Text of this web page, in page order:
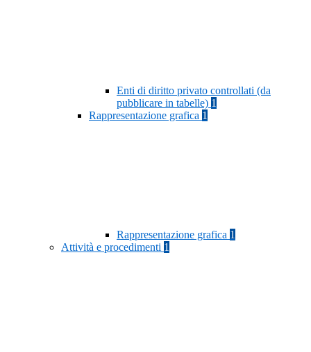
Enti di diritto privato controllati (da
pubblicare in tabelle) 1
Rappresentazione grafica 1
Rappresentazione grafica 1
Attività e procedimenti 1